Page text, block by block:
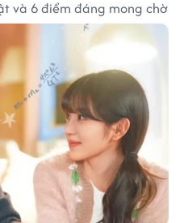
và 6 điểm đáng mong chờ